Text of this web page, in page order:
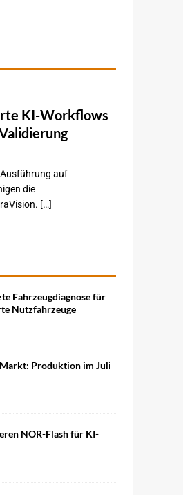
KI-Workflows
auf
die
[…]
Fahrzeugdiagnose für
Nutzfahrzeuge
Produktion im Juli
NOR-Flash für KI-